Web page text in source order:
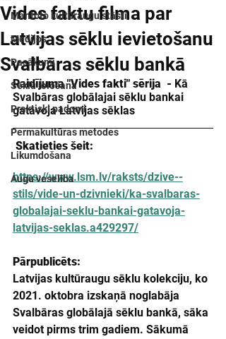
Mantoto kultūraugu stāsti
Medijos
Pasākumi
Sēklu lološana
Praktiski padomi
Permakultūras metodes
Likumdošana
Augu veselība
Vides faktu filma par
Latvijas sēklu ievietošanu
Svalbāras sēklu bankā
Raidījuma "Vides fakti" sērija  - Kā
Svalbāras globālajai sēklu bankai
gatavoja Latvijas sēklas
Skatieties šeit:
https://www.lsm.lv/raksts/dzive--
stils/vide-un-dzivnieki/ka-svalbaras-
globalajai-seklu-bankai-gatavoja-
latvijas-seklas.a429297/
Pārpublicēts:
Latvijas kultūraugu sēklu kolekciju, ko
2021. oktobra izskaņā noglabāja
Svalbāras globālajā sēklu bankā, sāka
veidot pirms trim gadiem. Sākumā